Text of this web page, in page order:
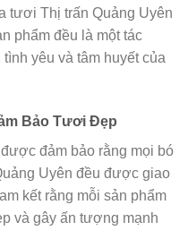
tươi Thị trấn Quảng Uyên
phẩm đều là một tác
yêu và tâm huyết của
Bảo Tươi Đẹp
đảm bảo rằng mọi bó
Uyên đều được giao
kết rằng mỗi sản phẩm
và gây ấn tượng mạnh